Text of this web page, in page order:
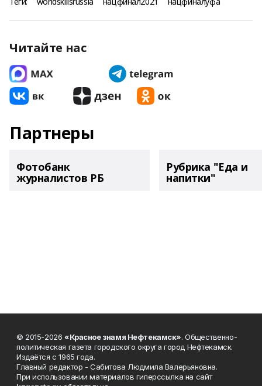
Читайте нас
Партнеры
Фотобанк
журналистов РБ
Рубрика "Еда и
напитки"
© 2015-2026 «Красное знамя Нефтекамск». Общественно-
политическая газета городского округа город Нефтекамск.
Издаётся с 1965 года.
Главный редактор - Сабитова Людмила Валерьяновна.
При использовании материалов гиперссылка на сайт